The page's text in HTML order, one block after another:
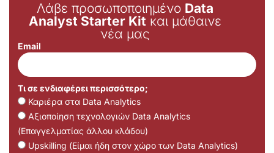
Λάβε προσωποποιημένο Data
Analyst Starter Kit και μάθαινε
νέα μας
Email
Τι σε ενδιαφέρει περισσότερο;
Καριέρα στα Data Analytics
Αξιοποίηση τεχνολογιών Data Analytics
(Επαγγελματίας άλλου κλάδου)
Upskilling (Είμαι ήδη στον χώρο των Data Analytics)